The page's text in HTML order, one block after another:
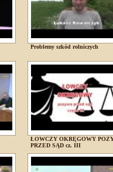
Problemy szkód rolniczych
ŁOWCZY OKRĘGOWY
PRZED SĄD cz. III